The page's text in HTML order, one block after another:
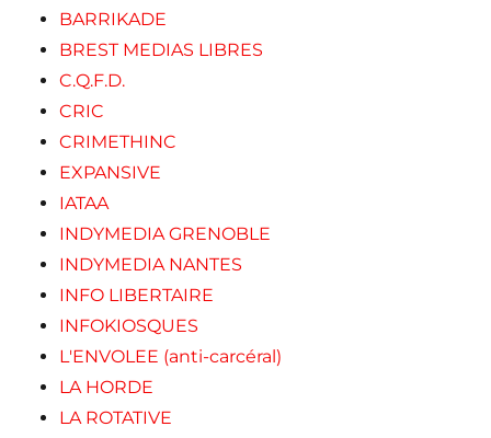
BARRIKADE
BREST MEDIAS LIBRES
C.Q.F.D.
CRIC
CRIMETHINC
EXPANSIVE
IATAA
INDYMEDIA GRENOBLE
INDYMEDIA NANTES
INFO LIBERTAIRE
INFOKIOSQUES
L'ENVOLEE (anti-carcéral)
LA HORDE
LA ROTATIVE